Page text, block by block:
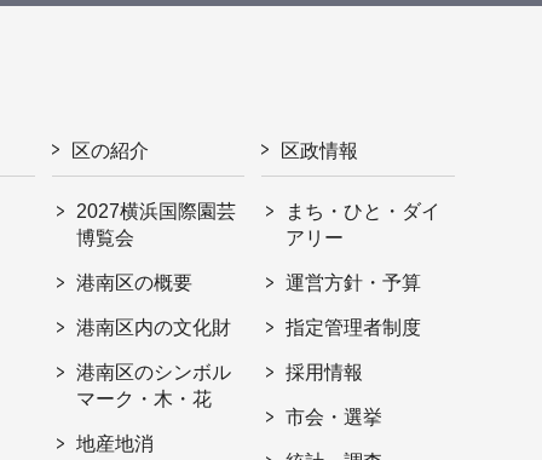
区の紹介
2027横浜国際園芸
博覧会
港南区の概要
港南区内の文化財
港南区のシンボル
マーク・木・花
地産地消
区政情報
まち・ひと・ダイ
アリー
運営方針・予算
指定管理者制度
採用情報
市会・選挙